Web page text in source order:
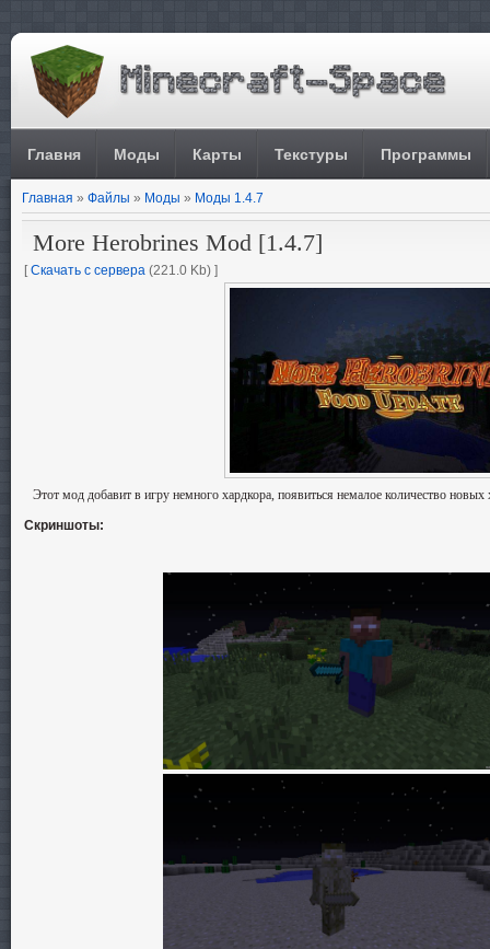
Главня Моды Карты Текстуры Программы
Главная » Файлы » Моды » Моды 1.4.7
More Herobrines Mod [1.4.7]
[Скачать с сервера (221.0 Kb) ]
Этот мод добавит в игру немного хардкора, появиться немалое количество новых
Скриншоты: